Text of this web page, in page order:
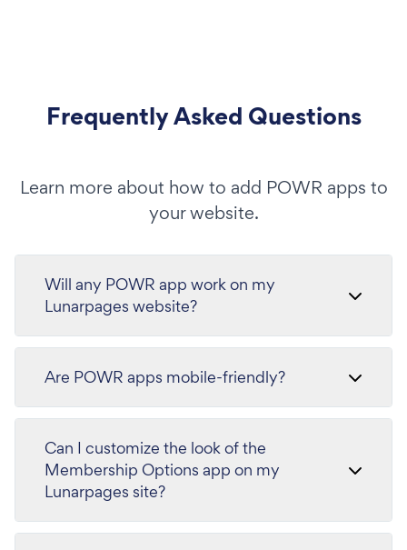
Frequently Asked Questions
Learn more about how to add POWR apps to
your website.
Will any POWR app work on my
Lunarpages website?
Are POWR apps mobile-friendly?
Can I customize the look of the
Membership Options app on my
Lunarpages site?